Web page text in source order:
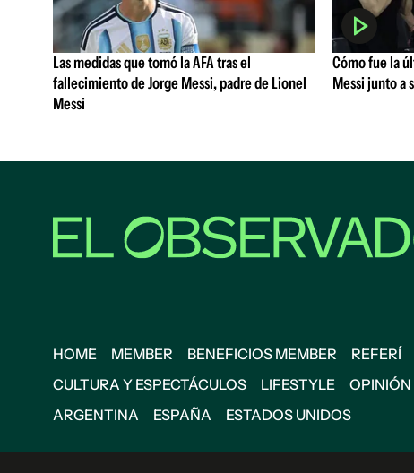
Las medidas que tomó la AFA tras el
fallecimiento de Jorge Messi, padre de Lionel
Messi
Cómo fue la
Messi junto a
HOME MEMBER BENEFICIOS MEMBER REFERÍ
CULTURA Y ESPECTÁCULOS
LIFESTYLE OPINIÓN
ARGENTINA
ESPAÑA ESTADOS UNIDOS